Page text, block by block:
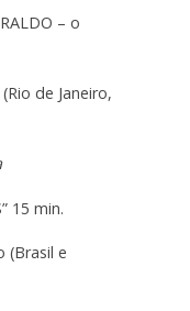
– o
de Janeiro,
15 min.
(Brasil e